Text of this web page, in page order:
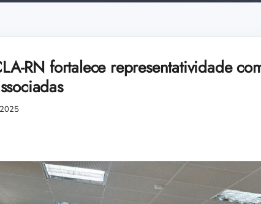
RN fortalece representatividade